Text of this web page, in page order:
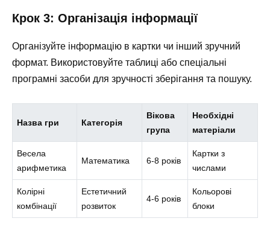
Крок 3: Організація інформації
Організуйте інформацію в картки чи інший зручний
формат. Використовуйте таблиці або спеціальні
програмні засоби для зручності зберігання та пошуку.
Назва гри Категорія
Вікова
група
Необхідні
матеріали
Весела
арифметика
Математика 6-8 років
Картки з
числами
Колірні
комбінації
Естетичний
розвиток
4-6 років
Кольорові
блоки